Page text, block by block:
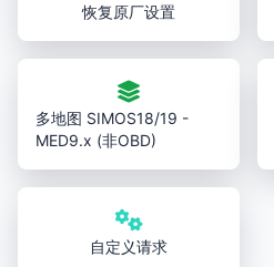
恢复原厂设置
多地图 SIMOS18/19 -
MED9.x (非OBD)
自定义请求